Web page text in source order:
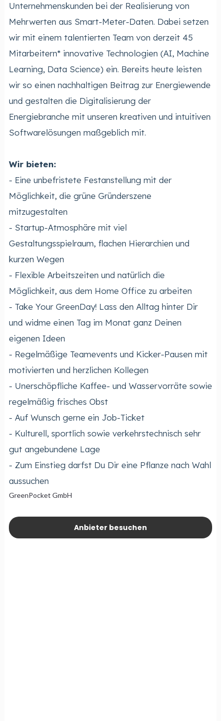
Unternehmenskunden bei der Realisierung von
Mehrwerten aus Smart-Meter-Daten. Dabei setzen
wir mit einem talentierten Team von derzeit 45
Mitarbeitern* innovative Technologien (AI, Machine
Learning, Data Science) ein. Bereits heute leisten
wir so einen nachhaltigen Beitrag zur Energiewende
und gestalten die Digitalisierung der
Energiebranche mit unseren kreativen und intuitiven
Softwarelösungen maßgeblich mit.
Wir bieten:
- Eine unbefristete Festanstellung mit der
Möglichkeit, die grüne Gründerszene
mitzugestalten
- Startup-Atmosphäre mit viel
Gestaltungsspielraum, flachen Hierarchien und
kurzen Wegen
- Flexible Arbeitszeiten und natürlich die
Möglichkeit, aus dem Home Office zu arbeiten
- Take Your GreenDay! Lass den Alltag hinter Dir
und widme einen Tag im Monat ganz Deinen
eigenen Ideen
- Regelmäßige Teamevents und Kicker-Pausen mit
motivierten und herzlichen Kollegen
- Unerschöpfliche Kaffee- und Wasservorräte sowie
regelmäßig frisches Obst
- Auf Wunsch gerne ein Job-Ticket
- Kulturell, sportlich sowie verkehrstechnisch sehr
gut angebundene Lage
- Zum Einstieg darfst Du Dir eine Pflanze nach Wahl
aussuchen
GreenPocket GmbH
Anbieter besuchen